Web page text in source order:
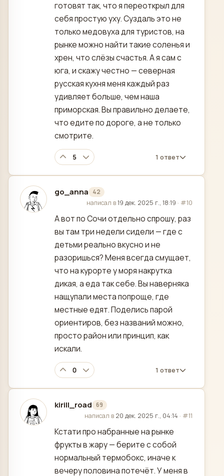
готовят так, что я переоткрыл для
себя простую уху. Суздаль это не
только медовуха для туристов, на
рынке можно найти такие соленья и
хрен, что слёзы счастья. А я сам с
юга, и скажу честно — северная
русская кухня меня каждый раз
удивляет больше, чем наша
приморская. Вы правильно делаете,
что едите по дороге, а не только
смотрите.
5 1 ответ
go_anna 42
отредактировано
написал в19 дек. 2025 г., 18:19 · #10
А вот по Сочи отдельно спрошу, раз
вы там три недели сидели — где с
детьми реально вкусно и не
разоришься? Меня всегда смущает,
что на курорте у моря накрутка
дикая, а еда так себе. Вы наверняка
нащупали места попроще, где
местные едят. Поделись парой
ориентиров, без названий можно,
просто район или принцип, как
искали.
0 1 ответ
kirill_road 69
отредактировано
написал в 20 дек. 2025 г., 04:14 · #11
Кстати про набранные на рынке
фрукты в жару — берите с собой
нормальный термобокс, иначе к
вечеру половина потечёт. У меня в